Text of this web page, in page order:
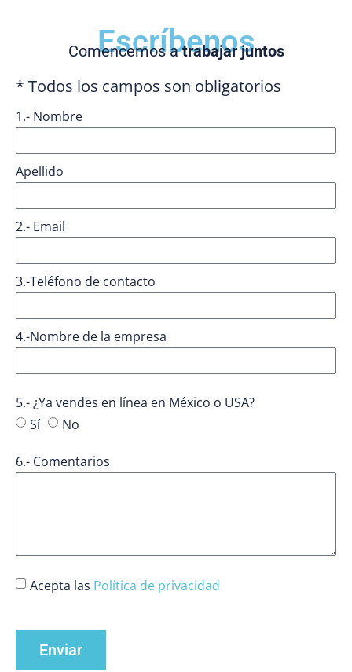
Escríbenos
Comencemos atrabajar juntos
* Todos los campos son obligatorios
1.- Nombre
Apellido
2.- Email
3.-Teléfono de contacto
4.-Nombre de la empresa
5.- ¿Ya vendes en línea en México o USA?
Sí
No
6.- Comentarios
Acepta las Política de privacidad
Enviar